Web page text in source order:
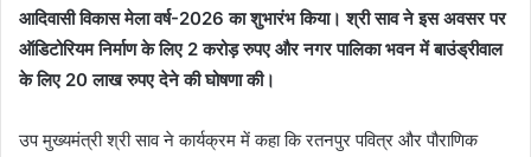
आदिवासी विकास मेला वर्ष-2026 का शुभारंभ किया। श्री साव ने इस अवसर पर
ऑडिटोरियम निर्माण के लिए 2 करोड़ रुपए और नगर पालिका भवन में बाउंड्रीवाल
के लिए 20 लाख रुपए देने की घोषणा की।
उप मुख्यमंत्री श्री साव ने कार्यक्रम में कहा कि रतनपुर पवित्र और पौराणिक